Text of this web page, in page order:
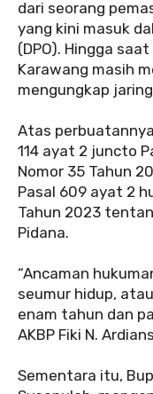
dari seorang
yang kini masuk
(DPO). Hingga
Karawang masih
mengungkap
‎Atas
114 ayat 2 juncto
Nomor 35 Tahun
Pasal 609 ayat 2
Tahun 2023
Pidana.
‎“Ancaman
seumur hidup,
enam tahun dan
AKBP Fiki N.
‎Sementara itu,